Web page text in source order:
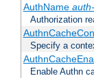
AuthName
Authorization
Specify a
Enable Authn